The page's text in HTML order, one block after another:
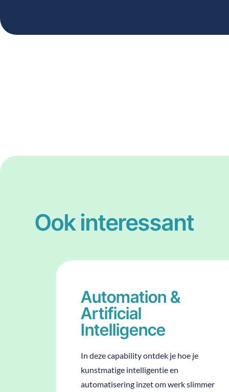
Ook interessant
Automation &
Artificial
Intelligence
In deze capability ontdek je hoe je
kunstmatige intelligentie en
automatisering inzet om werk slimmer